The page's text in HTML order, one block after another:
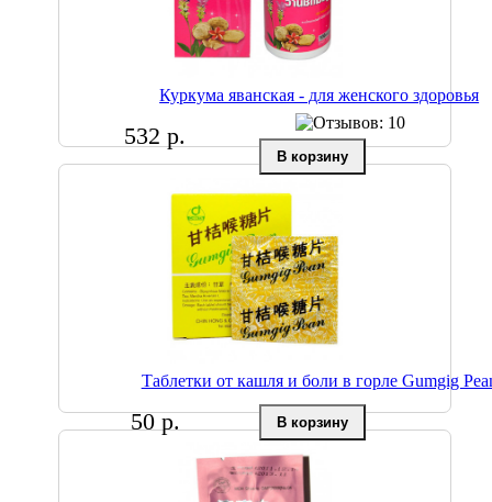
Куркума яванская - для женского здоровья
532 р.
Таблетки от кашля и боли в горле Gumgig
50 р.